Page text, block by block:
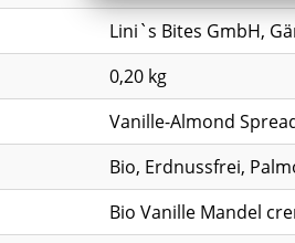
Lini`s Bites GmbH,
0,20 kg
Vanille-Almond
Bio, Erdnussfrei,
Bio Vanille Mandel